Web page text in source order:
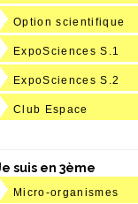
Option scientifique
ExpoSciences S.1
ExpoSciences S.2
Club Espace
suis en 3ème
Micro-organismes